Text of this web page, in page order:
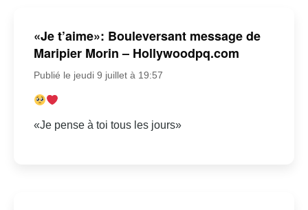
«Je t’aime»: Bouleversant message de
Maripier Morin – Hollywoodpq.com
Publié le jeudi 9 juillet à 19:57
«Je pense à toi tous les jours»